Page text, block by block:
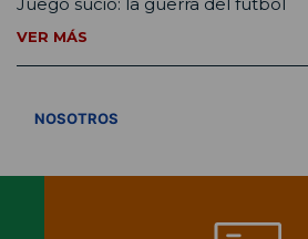
VER MÁS
NOSOTROS